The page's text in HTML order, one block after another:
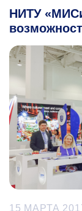
НИТУ
15 МАРТА